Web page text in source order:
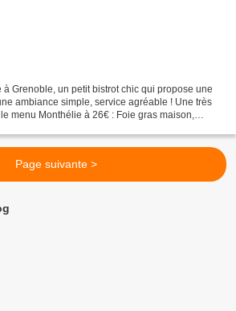
Grenoble, un petit bistrot chic qui propose une
ambiance simple, service agréable ! Une très
menu Monthélie à 26€ : Foie gras maison,
Page suivante >